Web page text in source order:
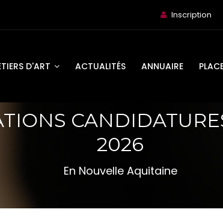
Inscription
D'ART ACTUALITÉS ANNUAIRE
2026
En Nouvelle Aquitaine